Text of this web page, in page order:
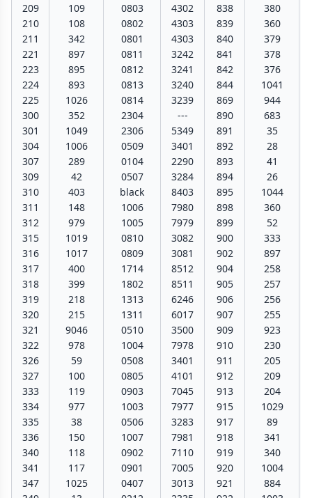
209
210
211
221
223
224
225
300
301
304
307
309
310
311
312
315
316
317
318
319
320
321
322
326
327
333
334
335
336
340
341
347
109
108
342
897
895
893
1026
352
1049
1006
289
42
403
148
979
1019
1017
400
399
218
215
9046
978
59
100
119
977
38
150
118
117
1025
0803
0802
0801
0811
0812
0813
0814
2304
2306
0509
0104
0507
black
1006
1005
0810
0809
1714
1802
1313
1311
0510
1004
0508
0805
0903
1003
0506
1007
0902
0901
0407
4302
4303
4303
3242
3241
3240
3239
---
5349
3401
2290
3284
8403
7980
7979
3082
3081
8512
8511
6246
6017
3500
7978
3401
4101
7045
7977
3283
7981
7110
7005
3013
838
839
840
841
842
844
869
890
891
892
893
894
895
898
899
900
902
904
905
906
907
909
910
911
912
913
915
917
918
919
920
921
380
360
379
378
376
1041
944
683
35
28
41
26
1044
360
52
333
897
258
257
256
255
923
230
205
209
204
1029
89
341
340
1004
884